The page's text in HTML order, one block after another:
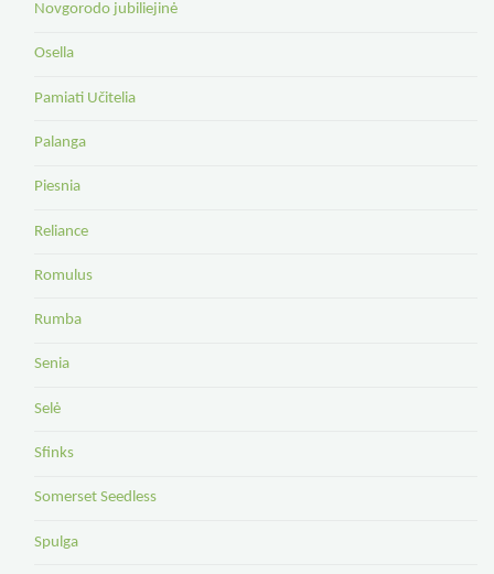
Novgorodo jubiliejinė
Osella
Pamiati Učitelia
Palanga
Piesnia
Reliance
Romulus
Rumba
Senia
Selė
Sfinks
Somerset Seedless
Spulga